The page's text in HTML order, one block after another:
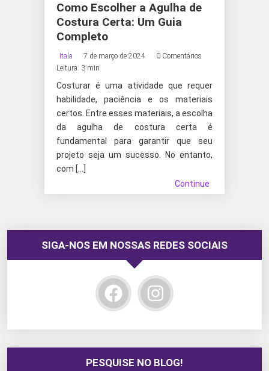
Como Escolher a Agulha de
Costura Certa: Um Guia
Completo
Itala 7 de março de 2024
0 Comentários
Leitura: 3 min
Costurar é uma atividade que requer
habilidade, paciência e os materiais
certos. Entre esses materiais, a escolha
da agulha de costura certa é
fundamental para garantir que seu
projeto seja um sucesso. No entanto,
com […]
Continue
SIGA-NOS EM NOSSAS REDES SOCIAIS
PESQUISE NO BLOG!